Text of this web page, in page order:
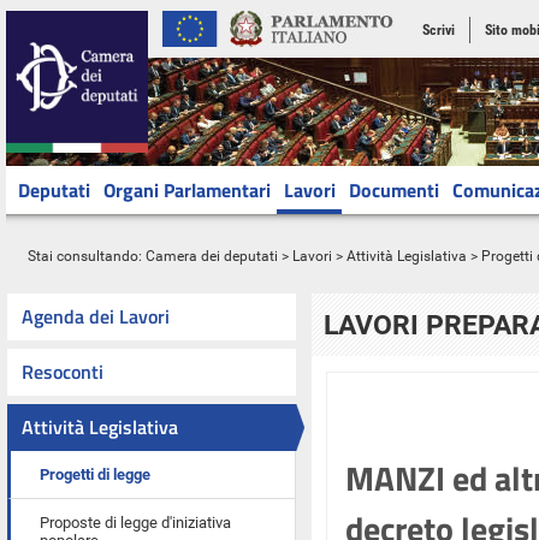
Scrivi Sito
Deputati Organi Parlamentari Lavori Documenti
Stai consultando: Camera dei deputati > Lavori > Attività Legislativa > Progetti
Agenda dei Lavori
Resoconti
Attività Legislativa
Progetti di legge
Proposte di legge d'iniziativa
LAVORI
MANZI ed
decreto